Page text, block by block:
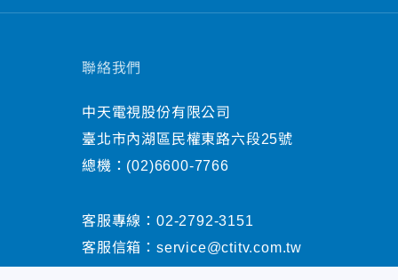
聯絡我們
中天電視股份有限公司
臺北市內湖區民權東路六段25號
總機： (02)6600-7766
客服專線： 02-2792-3151
客服信箱： service@ctitv.com.tw